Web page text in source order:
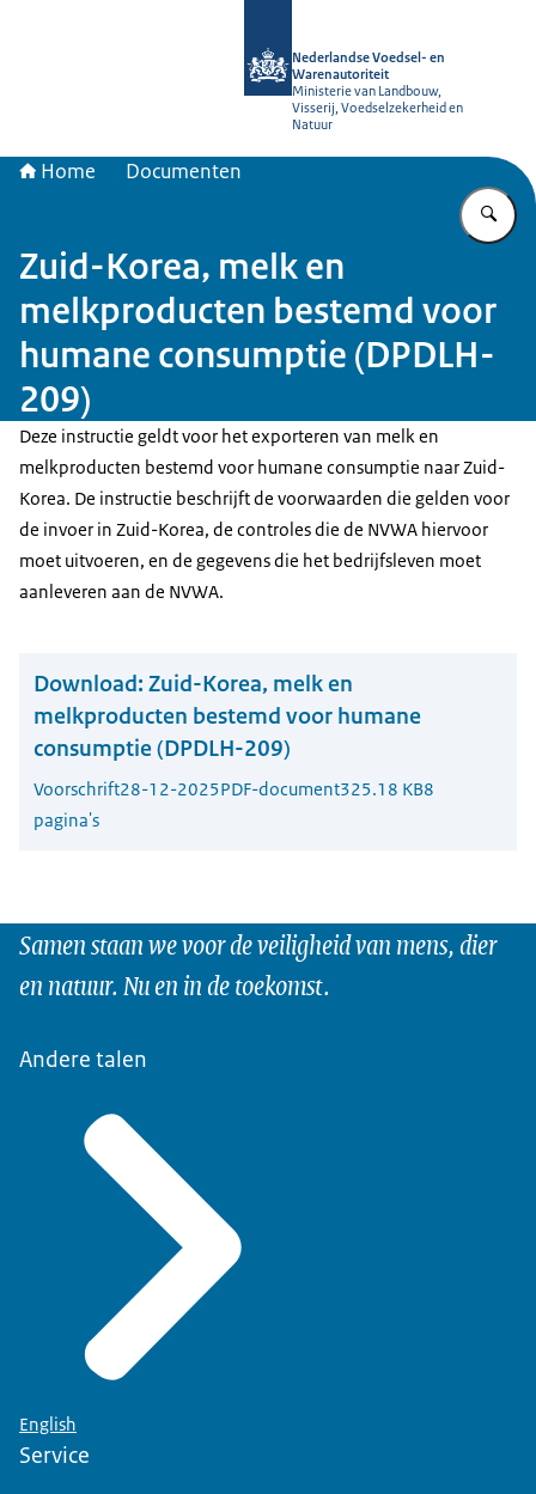
Nederlandse Voedsel- en
Warenautoriteit
Ministerie van Landbouw,
Visserij, Voedselzekerheid en
Natuur
Home Documenten
Zuid-Korea, melk en
melkproducten bestemd voor
humane consumptie (DPDLH-
209)
Deze instructie geldt voor het exporteren van melk en
melkproducten bestemd voor humane consumptie naar Zuid-
Korea. De instructie beschrijft de voorwaarden die gelden voor
de invoer in Zuid-Korea, de controles die de NVWA hiervoor
moet uitvoeren, en de gegevens die het bedrijfsleven moet
aanleveren aan de NVWA.
Download: Zuid-Korea, melk en
melkproducten bestemd voor humane
consumptie (DPDLH-209)
Voorschrift28-12-2025PDF-document325.18 KB8
pagina's
Samen staan we voor de veiligheid van mens, dier
en natuur. Nu en in de toekomst.
Andere talen
English
Service